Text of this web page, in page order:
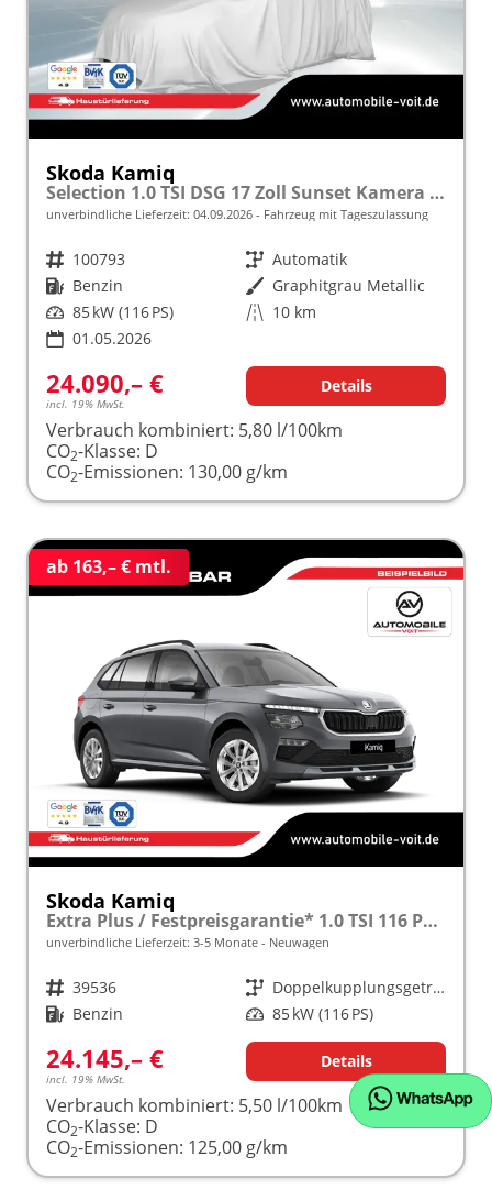
Skoda Kamiq
Selection 1.0 TSI DSG 17 Zoll Sunset Kamera PDC v+h
unverbindliche Lieferzeit: 04.09.2026 Fahrzeug mit Tageszulassung
Fahrzeugnr. 100793 Getriebe Automatik
Kraftstoff Benzin Außenfarbe Graphitgrau Metallic
Leistung 85 kW (116 PS) Kilometerstand 10 km
01.05.2026
24.090,– €
incl. 19% MwSt.
Details
Verbrauch kombiniert: 5,80 l/100km
CO2-Klasse: D
CO2-Emissionen: 130,00 g/km
ab 163,– € mtl.
Skoda Kamiq
Extra Plus / Festpreisgarantie* 1.0 TSI 116 PS DSG frei konfigurierbar!
unverbindliche Lieferzeit: 3-5 Monate Neuwagen
Fahrzeugnr. 39536 Getriebe
Doppelkupplungsgetriebe (DSG)
Kraftstoff Benzin Leistung 85 kW (116 PS)
24.145,– €
incl. 19% MwSt.
Details
Verbrauch kombiniert: 5,50 l/100km
CO2-Klasse: D
CO2-Emissionen: 125,00 g/km